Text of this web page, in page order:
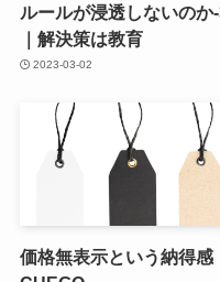
ルールが浸透しないのか
｜解決策は教育
2023-03-02
価格無表示という納得感